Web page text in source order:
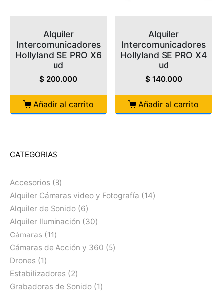
Alquiler
Intercomunicadores
Hollyland SE PRO X6
ud
$ 200.000
Añadir al carrito
Alquiler
Intercomunicadores
Hollyland SE PRO X4
ud
$ 140.000
Añadir al carrito
CATEGORIAS
Accesorios
8
Alquiler Cámaras video y Fotografía
14
Alquiler de Sonido 6
Alquiler Iluminación
30
Cámaras
11
Cámaras de Acción y 360
5
Drones
1
Estabilizadores
2
Grabadoras de Sonido 1